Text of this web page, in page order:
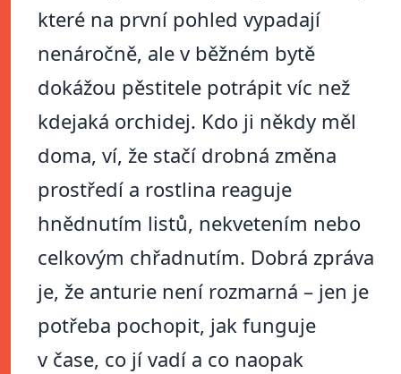
které na první pohled vypadají
nenáročně, ale v běžném bytě
dokážou pěstitele potrápit víc než
kdejaká orchidej. Kdo ji někdy měl
doma, ví, že stačí drobná změna
prostředí a rostlina reaguje
hnědnutím listů, nekvetením nebo
celkovým chřadnutím. Dobrá zpráva
je, že anturie není rozmarná – jen je
potřeba pochopit, jak funguje
v čase, co jí vadí a co naopak